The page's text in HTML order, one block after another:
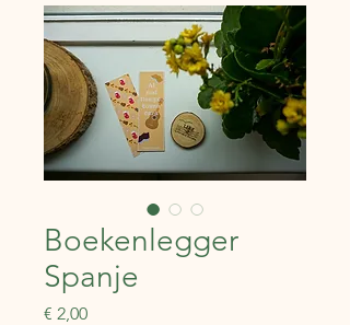
Boekenlegger
Spanje
€ 2,00Prijs